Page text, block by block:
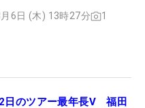
6日 (木) 13時27分 1
日のツアー最年長V 福田